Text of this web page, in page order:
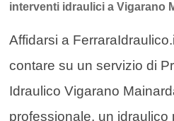
interventi idraulici a Vigarano
Affidarsi a
contare su un servizio di
Idraulico Vigarano
professionale, un idraulico